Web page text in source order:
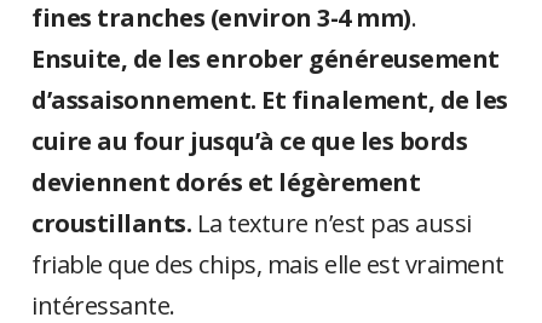
fines tranches (environ 3-4 mm).
Ensuite, de les enrober généreusement
d’assaisonnement. Et finalement, de les
cuire au four jusqu’à ce que les bords
deviennent dorés et légèrement
croustillants. La texture n’est pas aussi
friable que des chips, mais elle est vraiment
intéressante.